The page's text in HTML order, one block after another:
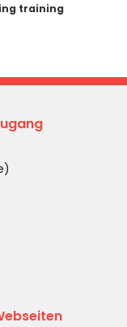
training